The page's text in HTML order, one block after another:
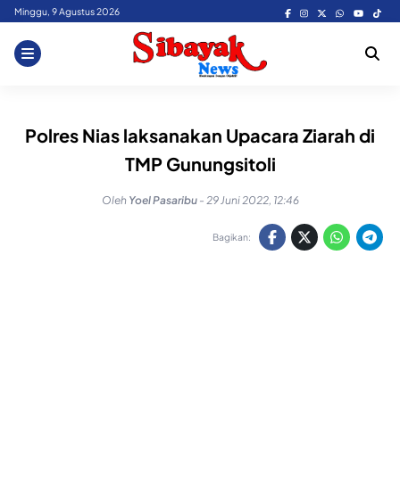
Skip
content
Minggu, 9 Agustus 2026
Polres Nias laksanakan Upacara Ziarah di
TMP Gunungsitoli
Oleh Yoel Pasaribu - 29 Juni 2022, 12:46
Bagikan: